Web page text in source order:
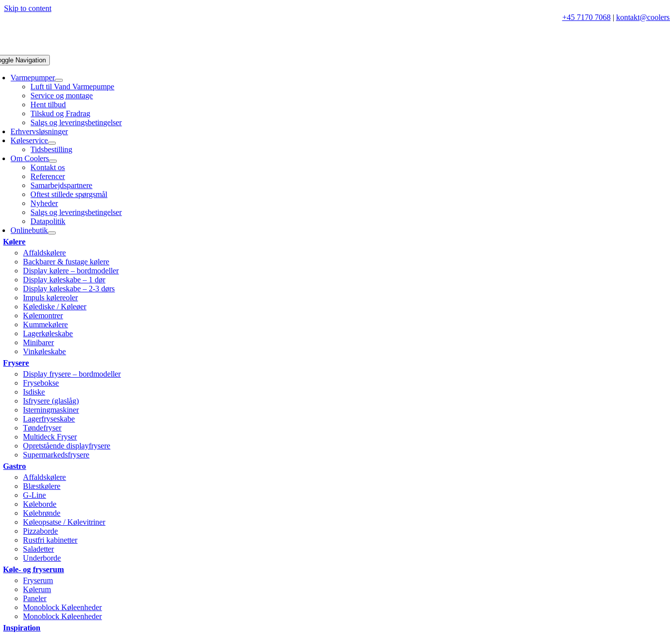
Skip to content
+45 7170 7068|
Navigation
Varmepumper
Luft til Vand Varmepumpe
Service og montage
Hent tilbud
Tilskud og Fradrag
Salgs og leveringsbetingelser
Erhvervsløsninger
Køleservice
Tidsbestilling
Om Coolers
Kontakt os
Referencer
Samarbejdspartnere
Oftest stillede spørgsmål
Nyheder
Salgs og leveringsbetingelser
Datapolitik
Onlinebutik
Kølere
Affaldskølere
Backbarer & fustage kølere
Display kølere – bordmodeller
Display køleskabe – 1 dør
Display køleskabe – 2-3 dørs
Impuls kølereoler
Kølediske / Køleøer
Kølemontrer
Kummekølere
Lagerkøleskabe
Minibarer
Vinkøleskabe
Frysere
Display frysere – bordmodeller
Frysebokse
Isdiske
Isfrysere (glaslåg)
Isterningmaskiner
Lagerfryseskabe
Tøndefryser
Multideck Fryser
Opretstående displayfrysere
Supermarkedsfrysere
Gastro
Affaldskølere
Blæstkølere
G-Line
Køleborde
Kølebrønde
Køleopsatse / Kølevitriner
Pizzaborde
Rustfri kabinetter
Saladetter
Underborde
Køle- og fryserum
Fryserum
Kølerum
Paneler
Monoblock Køleenheder
Monoblock Køleenheder
Inspiration